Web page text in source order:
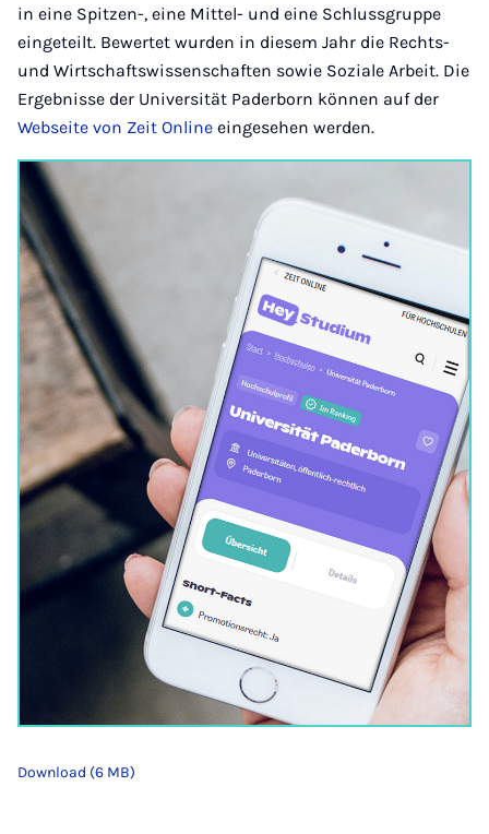
in eine Spitzen-, eine Mittel- und eine Schlussgruppe
eingeteilt. Bewertet wurden in diesem Jahr die Rechts-
und Wirtschaftswissenschaften sowie Soziale Arbeit. Die
Ergebnisse der Universität Paderborn können auf der
Webseite von Zeit Online eingesehen werden.
Download (6 MB)